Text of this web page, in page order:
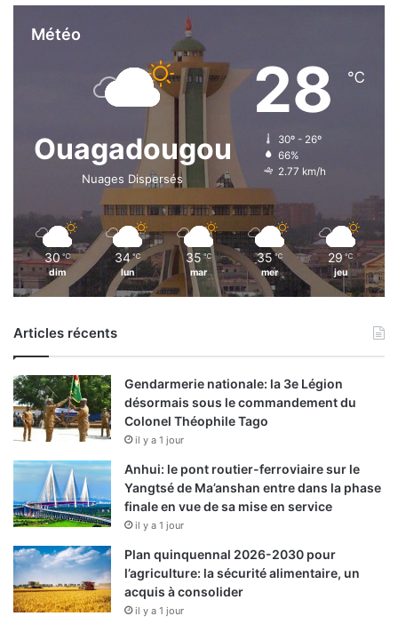
Météo
Ouagadougou
Nuages Dispersés
28 ℃
30º - 26º
66%
2.77 km/h
30 ℃
dim
34 ℃
lun
35 ℃
mar
35 ℃
mer
29 ℃
jeu
Articles récents
Gendarmerie nationale: la 3e Légion
désormais sous le commandement du
Colonel Théophile Tago
il y a 1 jour
Anhui: le pont routier-ferroviaire sur le
Yangtsé de Ma’anshan entre dans la phase
finale en vue de sa mise en service
il y a 1 jour
Plan quinquennal 2026-2030 pour
l’agriculture: la sécurité alimentaire, un
acquis à consolider
il y a 1 jour